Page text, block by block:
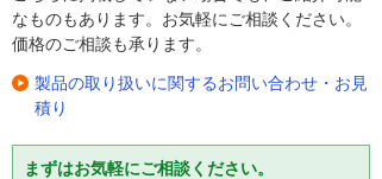
なものもあります。お気軽にご相談ください。
価格のご相談も承ります。
製品の取り扱いに関するお問い合わせ・お見
積り
まずはお気軽にご相談ください。